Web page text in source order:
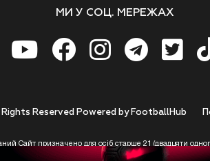
МИ У СОЦ. МЕРЕЖАХ
Reserved Powered by FootballHub
Сайт призначено для осіб старше 21 (двадцяти
https://footballhub.ua, Користувач цим